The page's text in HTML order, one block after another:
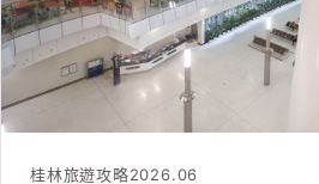
桂林旅遊攻略2026.06